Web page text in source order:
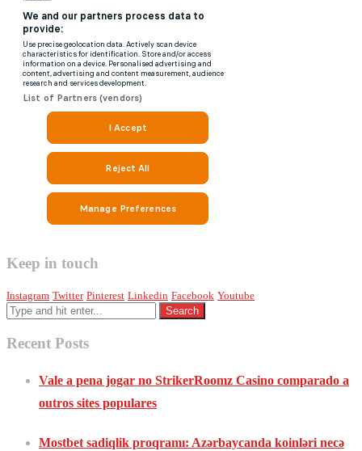
Keep in touch
Instagram Twitter Pinterest Linkedin Facebook Youtube
Recent Posts
Vale a pena jogar no StrikerRoomz Casino comparado a
outros sites populares
Mostbet sadiqlik proqramı: Azərbaycanda koinləri necə